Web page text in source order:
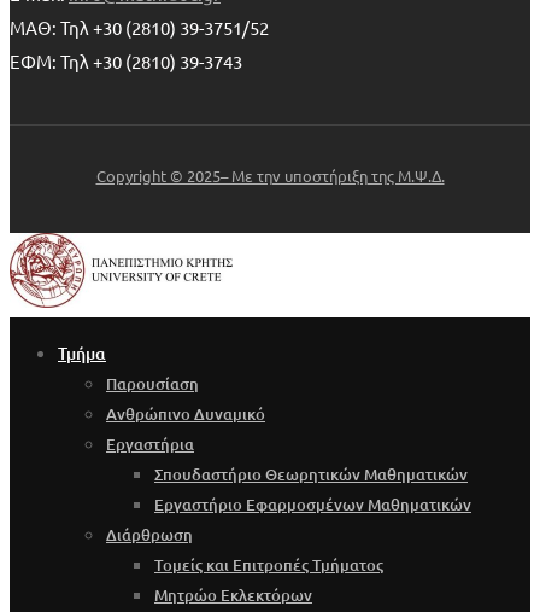
ΜΑΘ: Τηλ +30 (2810) 39-3751/52
ΕΦΜ: Τηλ +30 (2810) 39-3743
Copyright © 2025– Με την υποστήριξη της Μ.Ψ.Δ.
Τμήμα
Παρουσίαση
Ανθρώπινο Δυναμικό
Εργαστήρια
Σπουδαστήριο Θεωρητικών Μαθηματικών
Εργαστήριο Εφαρμοσμένων Μαθηματικών
Διάρθρωση
Τομείς και Επιτροπές Τμήματος
Μητρώο Εκλεκτόρων